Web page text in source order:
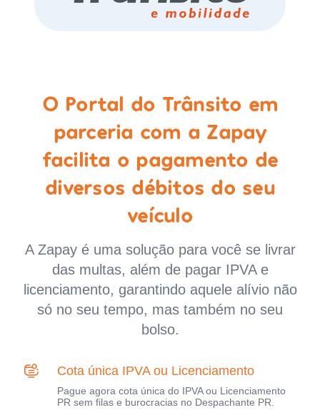
O Portal do Trânsito em
parceria com a Zapay
facilita o pagamento de
diversos débitos do seu
veículo
A Zapay é uma solução para você se livrar
das multas, além de pagar IPVA e
licenciamento, garantindo aquele alívio não
só no seu tempo, mas também no seu
bolso.
Cota única IPVA ou Licenciamento
Pague agora cota única do IPVA ou Licenciamento
PR sem filas e burocracias no Despachante PR.